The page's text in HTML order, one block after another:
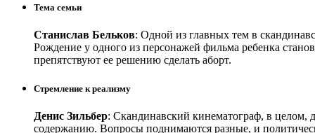
Тема семьи
Станислав Бельков: Одной из главных тем в
Рождение у одного из персонажей фильма ребенка
препятствуют ее решению сделать аборт.
Стремление к реализму
Денис Зильбер: Скандинавский кинематограф, в целом,
содержанию. Вопросы поднимаются разные, и